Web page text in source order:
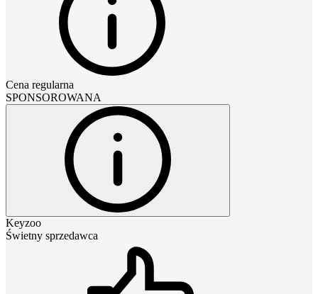
Cena regularna
SPONSOROWANA
Keyzoo
Świetny sprzedawca